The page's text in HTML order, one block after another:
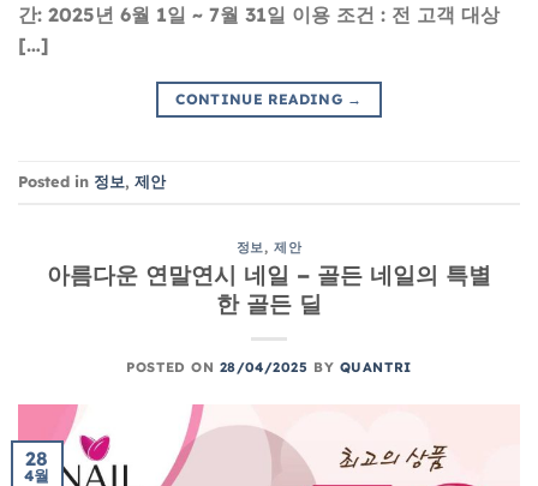
간: 2025년 6월 1일 ~ 7월 31일 이용 조건 : 전 고객 대상
[…]
CONTINUE READING →
Posted in 정보, 제안
정보 ,제안
아름다운 연말연시 네일 – 골든 네일의 특별
한 골든 딜
POSTED ON 28/04/2025 BY QUANTRI
28
4월